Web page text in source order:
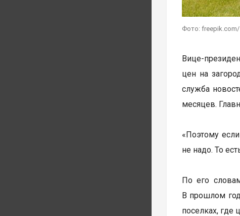
Фото:
Вице-
цен на
служба
месяцев.
«Поэтому
не надо. То
По его
В прошлом
поселках, где